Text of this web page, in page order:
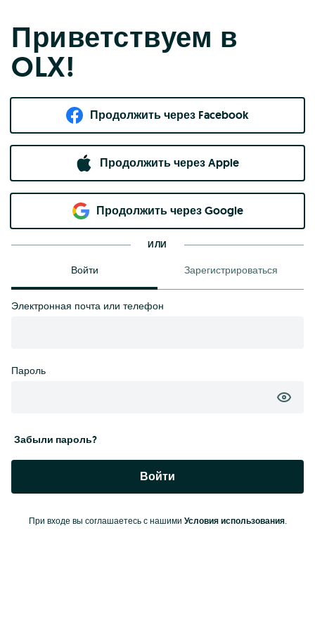
Приветствуем в
OLX!
Продолжить через Facebook
Продолжить через Apple
Продолжить через Google
ИЛИ
Войти Зарегистрироваться
Электронная почта или телефон
Пароль
Забыли пароль?
Войти
При входе вы соглашаетесь с нашими Условия использования.